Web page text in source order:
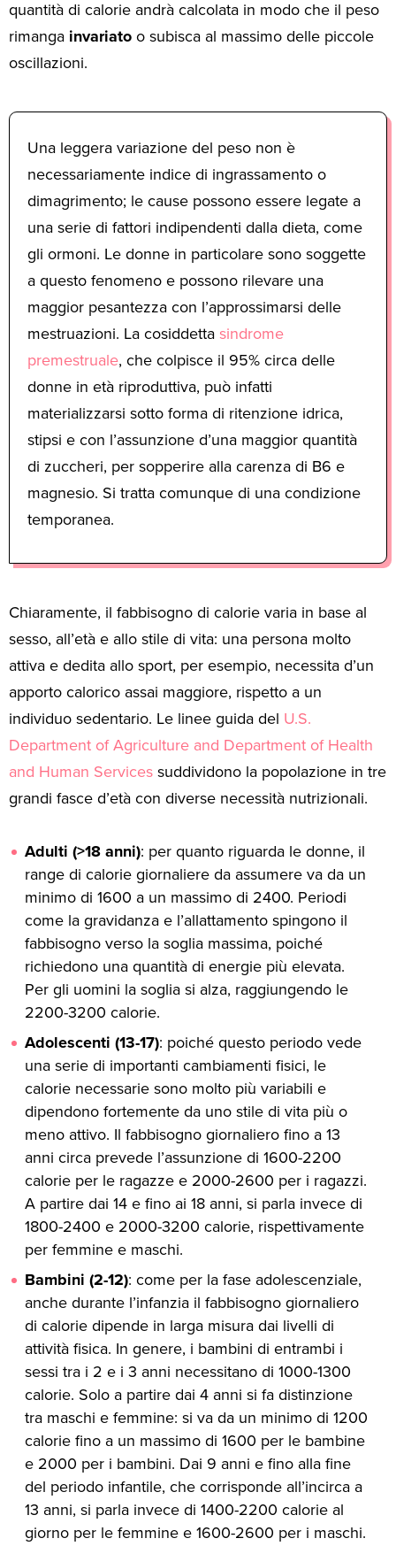
quantità di calorie andrà calcolata in modo che il peso
rimanga invariatoo subisca al massimo delle piccole
oscillazioni.
Una leggera variazione del peso non è
necessariamente indice di ingrassamento o
dimagrimento; le cause possono essere legate a
una serie di fattori indipendenti dalla dieta, come
gli ormoni. Le donne in particolare sono soggette
a questo fenomeno e possono rilevare una
maggior pesantezza con l’approssimarsi delle
mestruazioni. La cosiddettasindrome
premestruale, che colpisce il 95% circa delle
donne in età riproduttiva, può infatti
materializzarsi sotto forma di ritenzione idrica,
stipsi e con l’assunzione d’una maggior quantità
di zuccheri, per sopperire alla carenza di B6 e
magnesio. Si tratta comunque di una condizione
temporanea.
Chiaramente, il fabbisogno di calorie varia in base al
sesso, all’età e allo stile di vita: una persona molto
attiva e dedita allo sport, per esempio, necessita d’un
apporto calorico assai maggiore, rispetto a un
individuo sedentario. Le linee guida del U.S.
Department of Agriculture and Department of Health
and Human Servicessuddividono la popolazione in tre
grandi fasce d’età con diverse necessità nutrizionali.
Adulti (>18 anni): per quanto riguarda le donne, il
range di calorie giornaliere da assumere va da un
minimo di 1600 a un massimo di 2400. Periodi
come la gravidanza e l’allattamento spingono il
fabbisogno verso la soglia massima, poiché
richiedono una quantità di energie più elevata.
Per gli uomini la soglia si alza, raggiungendo le
2200-3200 calorie.
Adolescenti (13-17): poiché questo periodo vede
una serie di importanti cambiamenti fisici, le
calorie necessarie sono molto più variabili e
dipendono fortemente da uno stile di vita più o
meno attivo. Il fabbisogno giornaliero fino a 13
anni circa prevede l’assunzione di 1600-2200
calorie per le ragazze e 2000-2600 per i ragazzi.
A partire dai 14 e fino ai 18 anni, si parla invece di
1800-2400 e 2000-3200 calorie, rispettivamente
per femmine e maschi.
Bambini (2-12): come per la fase adolescenziale,
anche durante l’infanzia il fabbisogno giornaliero
di calorie dipende in larga misura dai livelli di
attività fisica. In genere, i bambini di entrambi i
sessi tra i 2 e i 3 anni necessitano di 1000-1300
calorie. Solo a partire dai 4 anni si fa distinzione
tra maschi e femmine: si va da un minimo di 1200
calorie fino a un massimo di 1600 per le bambine
e 2000 per i bambini. Dai 9 anni e fino alla fine
del periodo infantile, che corrisponde all’incirca a
13 anni, si parla invece di 1400-2200 calorie al
giorno per le femmine e 1600-2600 per i maschi.